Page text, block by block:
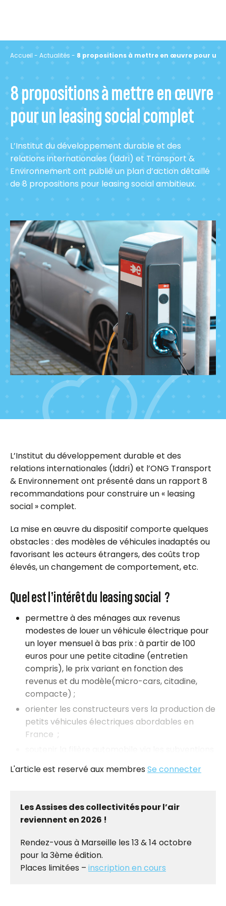
Accueil - Actualités - 8 propositions à mettre en œuvre pour un
8 propositions à mettre en œuvre
pour un leasing social complet
L’Institut du développement durable et des
relations internationales (Iddri) et Transport &
Environnement ont publié un plan d’action détaillé
de 8 propositions pour leasing social ambitieux.
L’Institut du développement durable et des
relations internationales (Iddri) et l’ONG Transport
& Environnement ont présenté dans un rapport 8
recommandations pour construire un « leasing
social » complet.
La mise en œuvre du dispositif comporte quelques
obstacles : des modèles de véhicules inadaptés ou
favorisant les acteurs étrangers, des coûts trop
élevés, un changement de comportement, etc.
Quel est l’intérêt du leasing social ?
permettre à des ménages aux revenus
modestes de louer un véhicule électrique pour
un loyer mensuel à bas prix : à partir de 100
euros pour une petite citadine (entretien
compris), le prix variant en fonction des
revenus et du modèle(micro-cars, citadine,
compacte) ;
orienter les constructeurs vers la production de
petits véhicules électriques abordables en
France ;
intégrer une économie circulaire (réemploi,
recyclage…) pour optimiser le coût des
L'article est reservé aux membresSe connecter
Les Assises des collectivités pour l’air
reviennent en 2026 !
Rendez-vous à Marseille les 13 & 14 octobre
pour la 3ème édition.
Places limitées – inscription en cours